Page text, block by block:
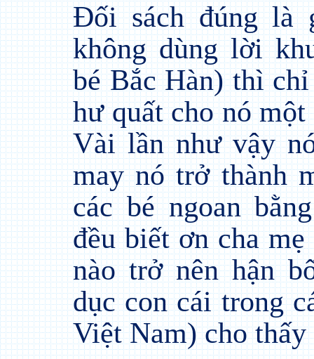
Đối sách đúng là
không dùng lời
bé Bắc Hàn) thì
hư quất cho nó
Vài lần như vậy
may nó trở thành
các bé ngoan
đều biết ơn cha
nào trở nên hận
dục con cái trong
Việt Nam) cho thấy